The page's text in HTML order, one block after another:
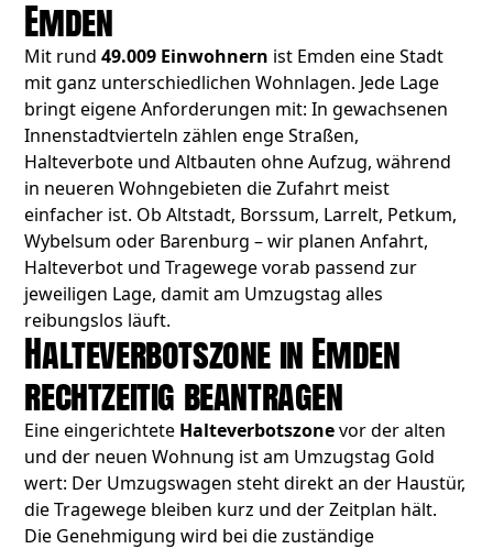
Emden
Mit rund49.009 Einwohnern ist Emden eine Stadt
mit ganz unterschiedlichen Wohnlagen. Jede Lage
bringt eigene Anforderungen mit: In gewachsenen
Innenstadtvierteln zählen enge Straßen,
Halteverbote und Altbauten ohne Aufzug, während
in neueren Wohngebieten die Zufahrt meist
einfacher ist. Ob Altstadt, Borssum, Larrelt, Petkum,
Wybelsum oder Barenburg – wir planen Anfahrt,
Halteverbot und Tragewege vorab passend zur
jeweiligen Lage, damit am Umzugstag alles
reibungslos läuft.
Halteverbotszone in Emden
rechtzeitig beantragen
Eine eingerichtete Halteverbotszonevor der alten
und der neuen Wohnung ist am Umzugstag Gold
wert: Der Umzugswagen steht direkt an der Haustür,
die Tragewege bleiben kurz und der Zeitplan hält.
Die Genehmigung wird bei die zuständige